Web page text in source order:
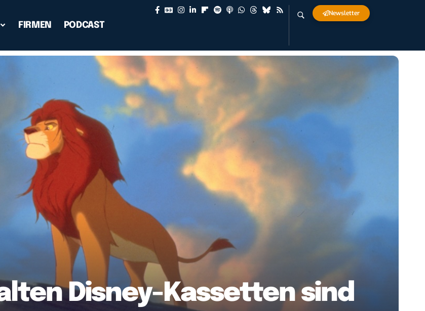
FIRMEN PODCAST
Newsletter
Disney-Kassetten sind